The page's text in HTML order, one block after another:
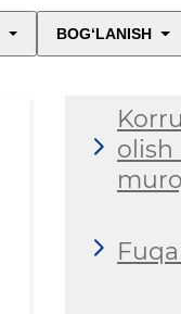
BOG‘LANISH
olish